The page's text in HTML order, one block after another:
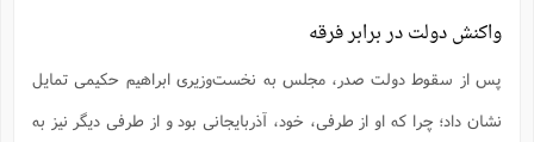
واکنش دولت در برابر فرقه
پس از سقوط دولت صدر، مجلس به نخست‌وزیری ابراهیم حکیمی تمایل
نشان داد؛ چرا که او از طرفی، خود، آذربایجانی بود و از طرفی دیگر نیز به